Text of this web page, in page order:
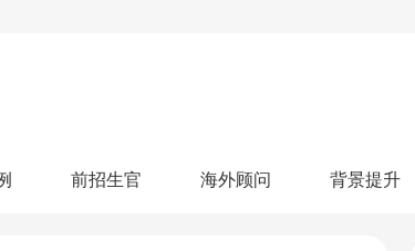
前招生官 海外顾问 背景提升